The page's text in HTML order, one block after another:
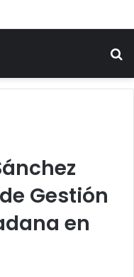
CDMX
Gestión
en